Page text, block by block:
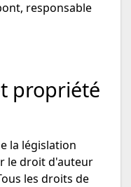
responsable
propriété
la législation
le droit d'auteur
les droits de